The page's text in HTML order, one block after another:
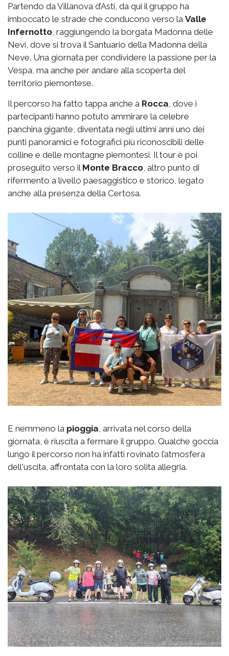
Partendo da Villanova d’Asti, da qui il gruppo ha
imboccato le strade che conducono verso la Valle
Infernotto , raggiungendo la borgata Madonna delle
Nevi, dove si trova il Santuario della Madonna della
Neve. Una giornata per condividere la passione per la
Vespa, ma anche per andare alla scoperta del
territorio piemontese.
Il percorso ha fatto tappa anche a Rocca , dove i
partecipanti hanno potuto ammirare la celebre
panchina gigante, diventata negli ultimi anni uno dei
punti panoramici e fotografici più riconoscibili delle
colline e delle montagne piemontesi. Il tour è poi
proseguito verso il Monte Bracco , altro punto di
rifermento a livello paesaggistico e storico, legato
anche alla presenza della Certosa.
E nemmeno la pioggia , arrivata nel corso della
giornata, è riuscita a fermare il gruppo. Qualche goccia
lungo il percorso non ha infatti rovinato l’atmosfera
dell'uscita, affrontata con la loro solita allegria.